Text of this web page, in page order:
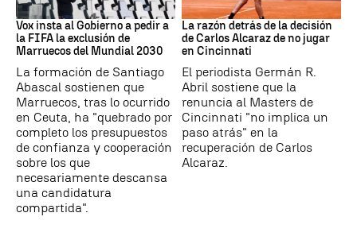
Mundial 2030
Vox insta al Gobierno a pedir a
la FIFA la exclusión de
Marruecos del Mundial 2030
La formación de Santiago
Abascal sostienen que
Marruecos, tras lo ocurrido
en Ceuta, ha "quebrado por
completo los presupuestos
de confianza y cooperación
sobre los que
necesariamente descansa
una candidatura
compartida".
Tenis
La razón detrás de la decisión
de Carlos Alcaraz de no jugar
en Cincinnati
El periodista Germán R.
Abril sostiene que la
renuncia al Masters de
Cincinnati "no implica un
paso atrás" en la
recuperación de Carlos
Alcaraz.